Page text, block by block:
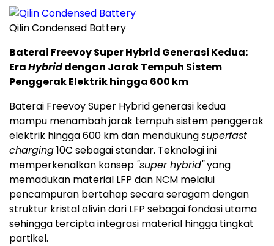
Qilin Condensed Battery
Baterai Freevoy Super Hybrid Generasi Kedua:
EraHybriddengan Jarak Tempuh Sistem
Penggerak Elektrik hingga 600 km
Baterai Freevoy Super Hybrid generasi kedua
mampu menambah jarak tempuh sistem penggerak
elektrik hingga 600 km dan mendukungsuperfast
charging10C sebagai standar. Teknologi ini
memperkenalkan konsep "super hybrid"yang
memadukan material LFP dan NCM melalui
pencampuran bertahap secara seragam dengan
struktur kristal olivin dari LFP sebagai fondasi utama
sehingga tercipta integrasi material hingga tingkat
partikel.